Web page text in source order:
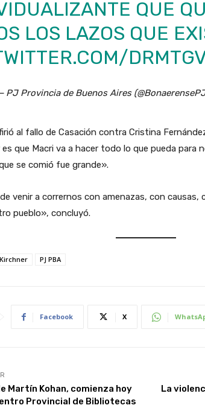
QUE
LOS LAZOS QUE
PJ Provincia de Buenos Aires
al fallo de Casación contra Cristina
es que Macri va a hacer todo lo que pueda
se comió fue grande».
venir a corrernos con amenazas, con
pueblo», concluyó.
PJ PBA
Facebook X
Martín Kohan, comienza hoy
Provincial de Bibliotecas
La